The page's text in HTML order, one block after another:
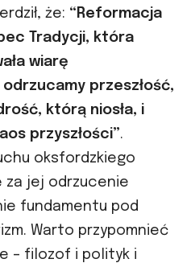
że: “Reformacja
Tradycji, która
wiarę
przeszłość,
którą niosła, i
przyszłości”.
oksfordzkiego
za jej odrzucenie
fundamentu pod
Warto przypomnieć
– filozof i polityk i